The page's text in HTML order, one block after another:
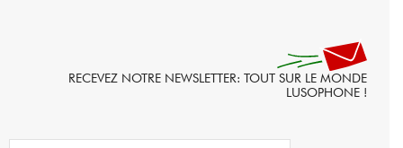
RECEVEZ NOTRE NEWSLETTER: TOUT SUR LE MONDE
LUSOPHONE !